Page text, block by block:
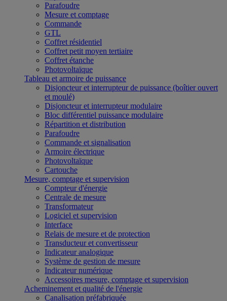
Parafoudre
Mesure et comptage
Commande
GTL
Coffret résidentiel
Coffret petit moyen tertiaire
Coffret étanche
Photovoltaïque
Tableau et armoire de puissance
Disjoncteur et interrupteur de puissance (boîtier ouvert
et moulé)
Disjoncteur et interrupteur modulaire
Bloc différentiel puissance modulaire
Répartition et distribution
Parafoudre
Commande et signalisation
Armoire électrique
Photovoltaïque
Cartouche
Mesure, comptage et supervision
Compteur d'énergie
Centrale de mesure
Transformateur
Logiciel et supervision
Interface
Relais de mesure et de protection
Transducteur et convertisseur
Indicateur analogique
Système de gestion de mesure
Indicateur numérique
Accessoires mesure, comptage et supervision
Acheminement et qualité de l'énergie
Canalisation préfabriquée